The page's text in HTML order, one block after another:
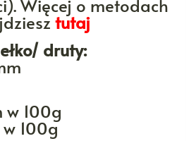
. Więcej o metodach
tutaj
druty:
100g
100g